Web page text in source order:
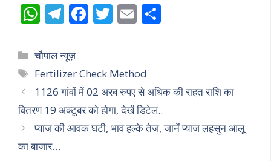
W
at
s
A
p
p
T
e
gr
a
m
F
b
o
o
k
T
er
E
l
Categories
चौपाल न्यूज़
Tags
Fertilizer Check Method
1126 गांवों में 02 अरब रुपए से अधिक की राहत राशि‍ का
वितरण 19 अक्‍टूबर को होगा, देखें डिटेल..
प्याज की आवक घटी, भाव हल्के तेज, जानें प्याज लहसुन आलू
का बाजार…